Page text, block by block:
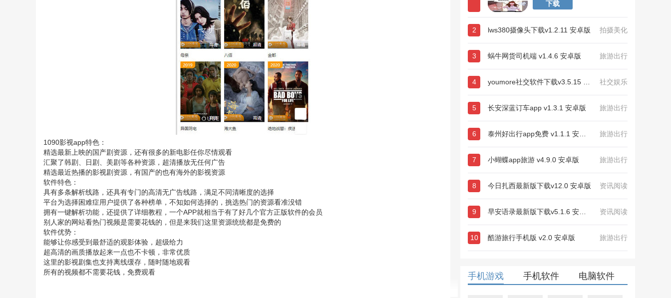
1090影视app特色：
精选最新上映的国产剧资源，还有很多的新电影任你尽情观看
汇聚了韩剧、日剧、美剧等各种资源，超清播放无任何广告
精选最近热播的影视剧资源，有国产的也有海外的影视资源
软件特色：
具有多条解析线路，还具有专门的高清无广告线路，满足不同清晰度的选择
平台为选择困难症用户提供了各种榜单，不知如何选择的，挑选热门的资源看准没错
拥有一键解析功能，还提供了详细教程，一个APP就相当于有了好几个官方正版软件的会员
别人家的网站看热门视频是需要花钱的，但是来我们这里资源统统都是免费的
软件优势：
能够让你感受到最舒适的观影体验，超级给力
超高清的画质播放起来一点也不卡顿，非常优质
这里的影视剧集也支持离线缓存，随时随地观看
所有的视频都不需要花钱，免费观看
下载
2 lws380摄像头下载v1.2.11 安卓版 拍摄美化
3 蜗牛网货司机端 v1.4.6 安卓版 旅游出行
4 社交娱乐
5 长安深蓝订车app v1.3.1 安卓版 旅游出行
6 旅游出行
7 小蝴蝶app旅游 v4.9.0 安卓版 旅游出行
8 今日扎西最新版下载v12.0 安卓版 资讯阅读
9 资讯阅读
10 酷游旅行手机版 v2.0 安卓版 旅游出行
手机游戏 手机软件 电脑软件